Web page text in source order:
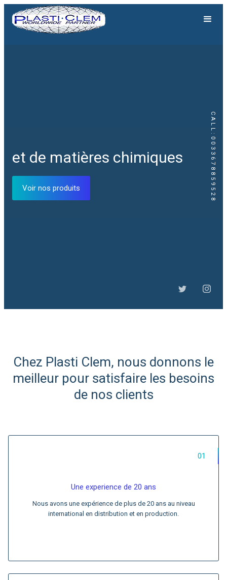
CALL:0033678859528
et de matières chimiques
Voir nos produits
Expert Afrique du Nord et
de l'Ouest
plastiques...
Chez Plasti Clem, nous donnons le
meilleur pour satisfaire les besoins
de nos clients
01
Une experience de 20 ans
Nous avons une expérience de plus de 20 ans au niveau
international en distribution et en production.